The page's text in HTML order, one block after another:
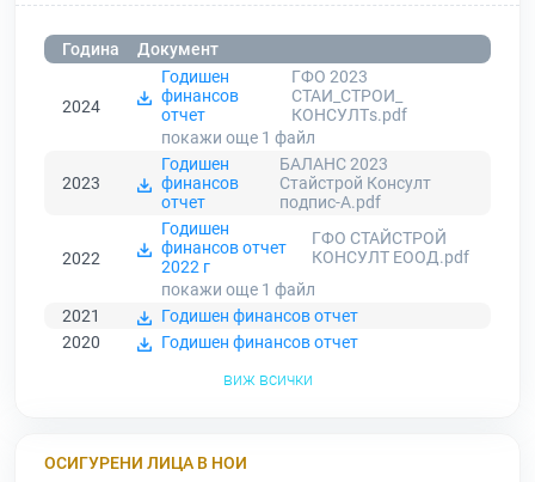
Година Документ
2024
Годишен
финансов
отчет
ГФО 2023
СТАИ_СТРОИ_
КОНСУЛТs.pdf
покажи още 1 файл
2023
Годишен
финансов
отчет
БАЛАНС 2023
Стайстрой Консулт
подпис-A.pdf
2022
Годишен
финансов отчет
2022 г
ГФО СТАЙСТРОЙ
КОНСУЛТ ЕООД.pdf
покажи още 1 файл
2021
Годишен финансов отчет
2020
Годишен финансов отчет
виж всички
ОСИГУРЕНИ ЛИЦА В НОИ